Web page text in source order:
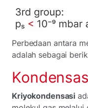
Perbedaan antara
adalah sebagai
Kriyokondensasi